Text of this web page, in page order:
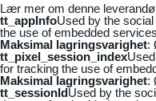
Lær mer om denne
tt_appInfoUsed by the
the use of embedded
Maksimal lagringsvarighet:
tt_pixel_session_index
for tracking the use of
Maksimal lagringsvarighet:
tt_sessionIdUsed by the